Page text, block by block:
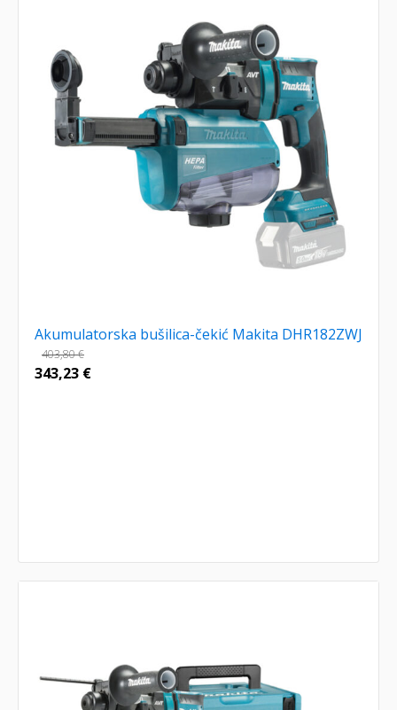
Akumulatorska bušilica-čekić Makita DHR182ZWJ
403,80€
343,23 €